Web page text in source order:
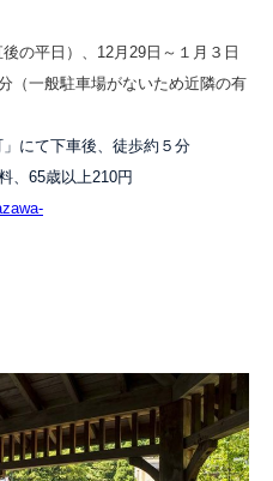
の平日）、12月29日～１月３日
（一般駐車場がないため近隣の有
にて下車後、徒歩約５分
、65歳以上210円